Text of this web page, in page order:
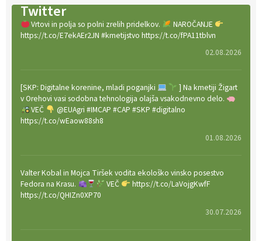
Twitter
Vrtovi in polja so polni zrelih pridelkov.
NAROČANJE
https://t.co/E7ekAEr2JN #kmetijstvo https://t.co/fPA11tblvn
02.08.2026
[SKP: Digitalne korenine, mladi poganjki
] Na kmetiji Žigart
v Orehovi vasi sodobna tehnologija olajša vsakodnevno delo.
VEČ
@EUAgri #IMCAP #CAP #SKP #digitalno
https://t.co/wEaow88sh8
01.08.2026
Valter Kobal in Mojca Tiršek vodita ekološko vinsko posestvo
Fedora na Krasu.
VEČ
https://t.co/LaVojgKwfF
https://t.co/QHIZn0XP70
30.07.2026